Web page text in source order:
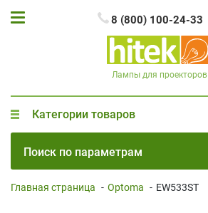
8 (800) 100-24-33
Лампы для проекторов
Категории товаров
Поиск по параметрам
Главная страница - Optoma - EW533ST